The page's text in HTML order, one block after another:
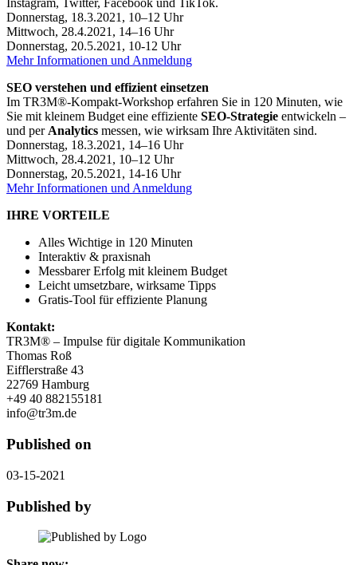
Instagram, Twitter, Facebook und TikTok.
Donnerstag, 18.3.2021, 10–12 Uhr
Mittwoch, 28.4.2021, 14–16 Uhr
Donnerstag, 20.5.2021, 10-12 Uhr
Mehr Informationen und Anmeldung
SEO verstehen und effizient einsetzen
Im TR3M®-Kompakt-Workshop erfahren Sie in 120 Minuten, wie
Sie mit kleinem Budget eine effiziente SEO-Strategie entwickeln –
und perAnalytics messen, wie wirksam Ihre Aktivitäten sind.
Donnerstag, 18.3.2021, 14–16 Uhr
Mittwoch, 28.4.2021, 10–12 Uhr
Donnerstag, 20.5.2021, 14-16 Uhr
Mehr Informationen und Anmeldung
IHRE VORTEILE
Alles Wichtige in 120 Minuten
Interaktiv & praxisnah
Messbarer Erfolg mit kleinem Budget
Leicht umsetzbare, wirksame Tipps
Gratis-Tool für effiziente Planung
Kontakt:
TR3M® – Impulse für digitale Kommunikation
Thomas Roß
Eifflerstraße 43
22769 Hamburg
+49 40 882155181
info@tr3m.de
Published on
03-15-2021
Published by